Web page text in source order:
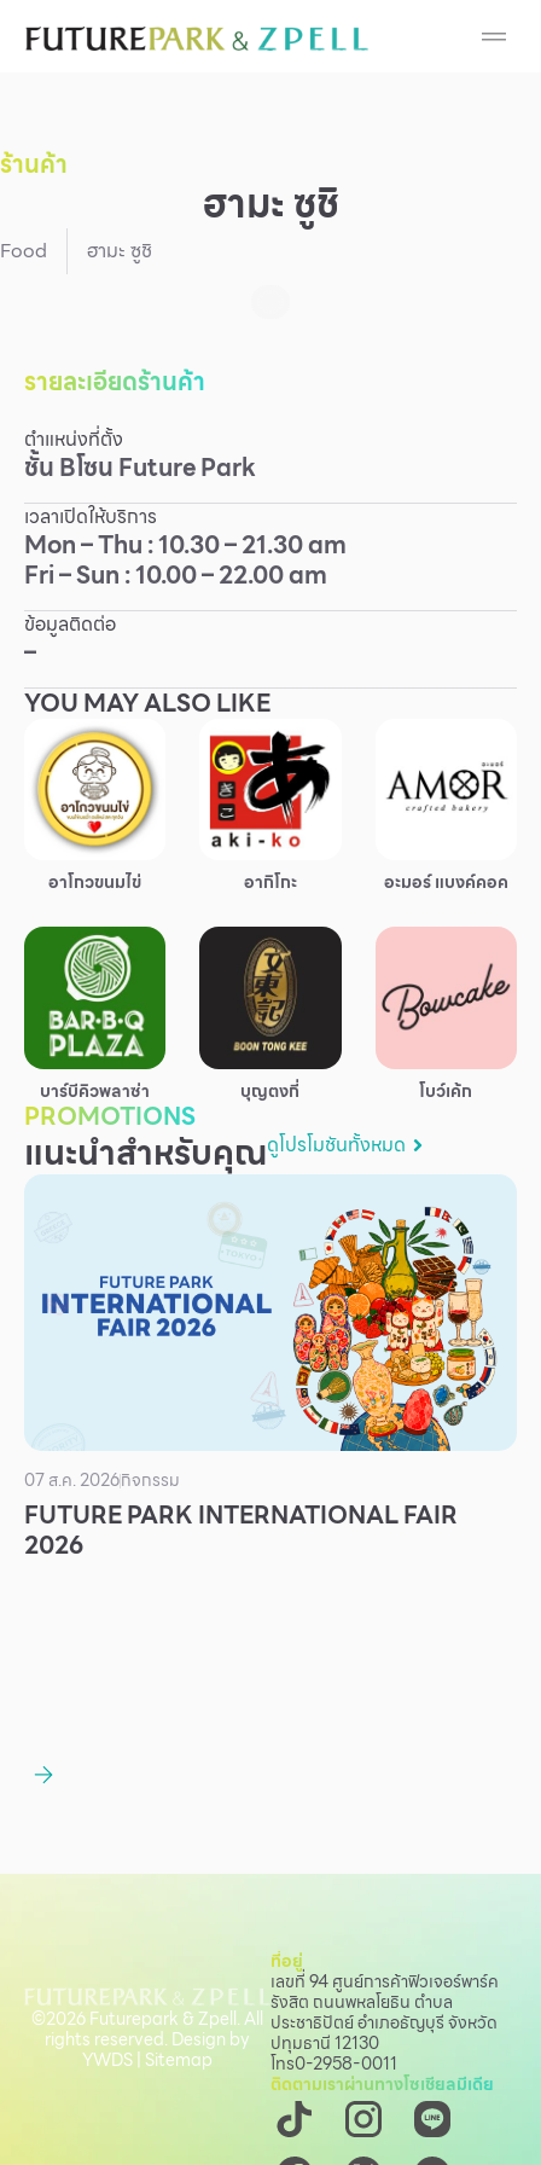
Cosmetic
Fashion
Food
Gold & Jewelry
IT
Mobile
Other
Service
Superstores
สมาชิก F-MEMBER
กิจกรรมและโปรโมชั่น
ข้อเสนอพิเศษ
สำหรับนักท่องเที่ยว
มีอะไรใหม่
แผนผังร้านค้า
บริการ
เพื่อสังคม
ฟิวเจอร์ซิตี้
ผู้เช่าพื้นที่
สมัครงาน
สิทธิประโยชน์ที่ฟิวเจอร์พาร์ค
ร้านค้า
ฮามะ ซูชิ
Food ฮามะ ซูชิ
รายละเอียดร้านค้า
ตำแหน่งที่ตั้ง
ชั้นBโซนFuture Park
เวลาเปิดให้บริการ
Mon – Thu : 10.30 – 21.30 am
Fri – Sun : 10.00 – 22.00 am
ข้อมูลติดต่อ
–
YOU MAY ALSO LIKE
อาโกวขนมไข่ อากิโกะ อะมอร์ แบงค์คอค
บาร์บีคิวพลาซ่า บุญตงกี่ โบว์เค้ก
PROMOTIONS
แนะนำสำหรับคุณดูโปรโมชันทั้งหมด
07 ส.ค. 2026กิจกรรม
FUTURE PARK INTERNATIONAL FAIR
2026
ที่อยู่
เลขที่ 94 ศูนย์การค้าฟิวเจอร์พาร์ค
รังสิต ถนนพหลโยธิน ตำบล
ประชาธิปัตย์ อำเภอธัญบุรี จังหวัด
ปทุมธานี 12130
โทร0-2958-0011
ติดตามเราผ่านทางโซเชียลมีเดีย
©2026 Futurepark & Zpell. All
rights reserved. Design by
YWDS| Sitemap